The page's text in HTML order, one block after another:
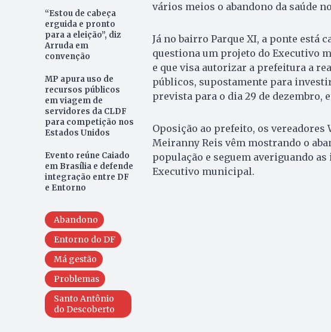
“Estou de cabeça
erguida e pronto
para a eleição”, diz
Arruda em
convenção
MP apura uso de
recursos públicos
em viagem de
servidores da CLDF
para competição nos
Estados Unidos
Evento reúne Caiado
em Brasília e defende
integração entre DF
e Entorno
Abandono
Entorno do DF
Má gestão
Problemas
Santo Antônio
do Descoberto
vários meios o abandono da saúde
Já no bairro Parque XI, a ponte está
questiona um projeto do Executivo
e que visa autorizar a prefeitura a
públicos, supostamente para
prevista para o dia 29 de dezembro,
Oposição ao prefeito, os vereadores
Meiranny Reis vêm mostrando o
população e seguem averiguando
Executivo municipal.